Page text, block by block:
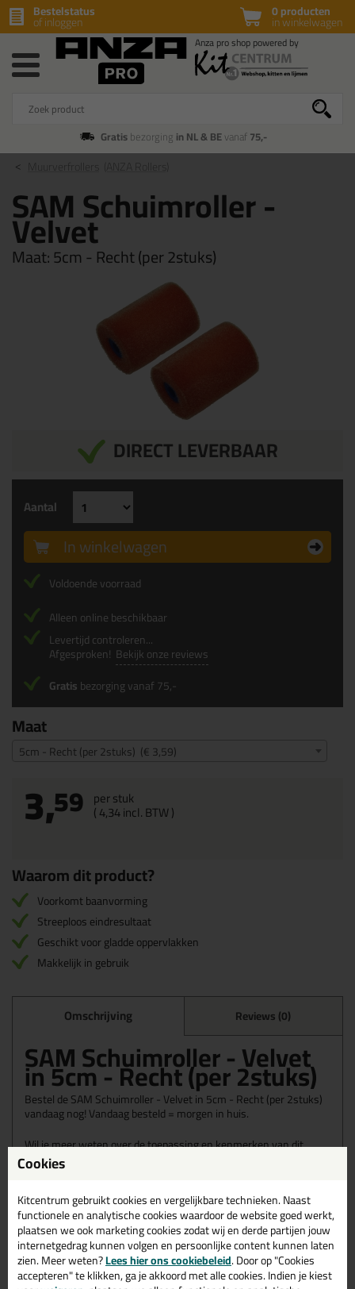
0 producten
in winkelwagen
Bestelstatus
of inloggen
Gratisbezorging in NL & BEvanaf75,-
Muurverfrollers
SAM Schuimroller -
Velvet
Maat:5cm - Recht (per 2stuks)
DIRECT LEVERBAAR
Maat
5cm - Recht (per 2stuks) (€ 3,59)
3,59 per stuk
(4,34incl. BTW )
Aantal
In winkelwagen
Voldoende voorraad
Alleen online beschikbaar
Levertijd controleren...
Afgesproken! Bekijk onze reviews
Gratisbezorging vanaf 75,-
Waarom dit product?
Voorkomt baanvorming
Streeploos eindresultaat
Geschikt voor gladde oppervlakken
Makkelijk in gebruik
Omschrijving Reviews (0)
SAM Schuimroller - Velvet
in 5cm - Recht (per 2stuks)
Bestel de SAM Schuimroller - Velvet in 5cm - Recht (per 2stuks)
vandaag nog! Vandaag besteld = morgen in huis.
Wil je meer weten over de toepassing en kenmerken van dit
product?
Gerelateerde producten
Cookies
Kitcentrum gebruikt cookies en vergelijkbare technieken. Naast
functionele en analytische cookies waardoor de website goed werkt,
plaatsen we ook marketing cookies zodat wij en derde partijen jouw
internetgedrag kunnen volgen en persoonlijke content kunnen laten
zien. Meer weten?Lees hier ons cookiebeleid. Door op "Cookies
accepteren" te klikken, ga je akkoord met alle cookies. Indien je kiest